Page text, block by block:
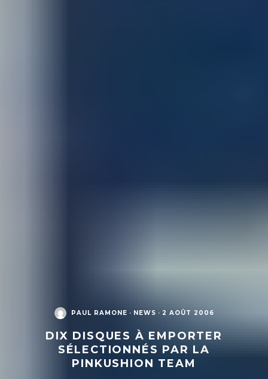
PAUL RAMONE · NEWS · 2 AOÛT 2006
DIX DISQUES À EMPORTER
SÉLECTIONNÉS PAR LA
PINKUSHION TEAM